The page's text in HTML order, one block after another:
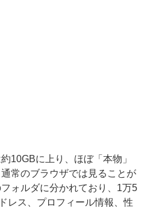
10GBに上り、ほぼ「本物」
常のブラウザでは見ることが
ォルダに分かれており、1万5
レス、プロフィール情報、性